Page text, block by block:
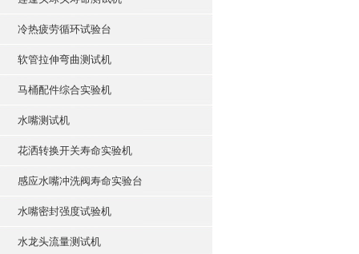
冷热疲劳循环试验台
软管拉伸弯曲测试机
马桶配件综合实验机
水嘴测试机
花洒转换开关寿命实验机
感应水嘴冲洗阀寿命实验台
水嘴密封强度试验机
水龙头流量测试机